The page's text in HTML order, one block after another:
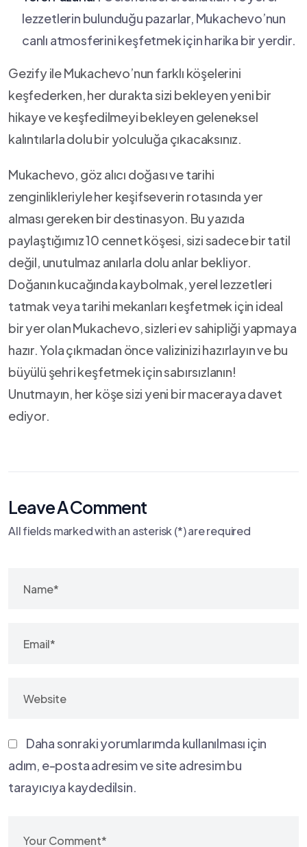
lezzetlerin bulunduğu pazarlar, Mukachevo’nun
canlı atmosferini keşfetmek ⁤için harika bir yerdir.
Gezify ile Mukachevo’nun farklı köşelerini
keşfederken, her durakta sizi bekleyen‍ yeni bir
hikaye ve keşfedilmeyi bekleyen ‍geleneksel
kalıntılarla dolu bir yolculuğa çıkacaksınız.
Mukachevo, göz alıcı doğası ve tarihi
⁢zenginlikleriyle her keşifseverin rotasında yer
alması gereken bir destinasyon. Bu yazıda
paylaştığımız 10 cennet köşesi, sizi sadece bir tatil
değil, unutulmaz anılarla dolu anlar‌ bekliyor.
Doğanın kucağında kaybolmak, yerel lezzetleri
tatmak veya ⁤tarihi mekanları keşfetmek için ideal
bir yer olan Mukachevo, sizleri⁤ ev sahipliği yapmaya
hazır. ⁤Yola çıkmadan önce ‍valizinizi hazırlayın ve bu
büyülü şehri keşfetmek için ‍sabırsızlanın!
Unutmayın, her köşe sizi yeni​ bir maceraya davet
ediyor.
Leave A Comment
All fields marked with an asterisk (*) are required
Daha sonraki yorumlarımda kullanılması için
adım, e-posta adresim ve site adresim bu
tarayıcıya kaydedilsin.